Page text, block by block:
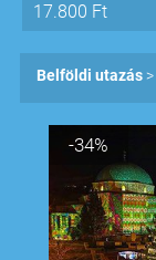
17.800 Ft
Belföldi utazás
-34%